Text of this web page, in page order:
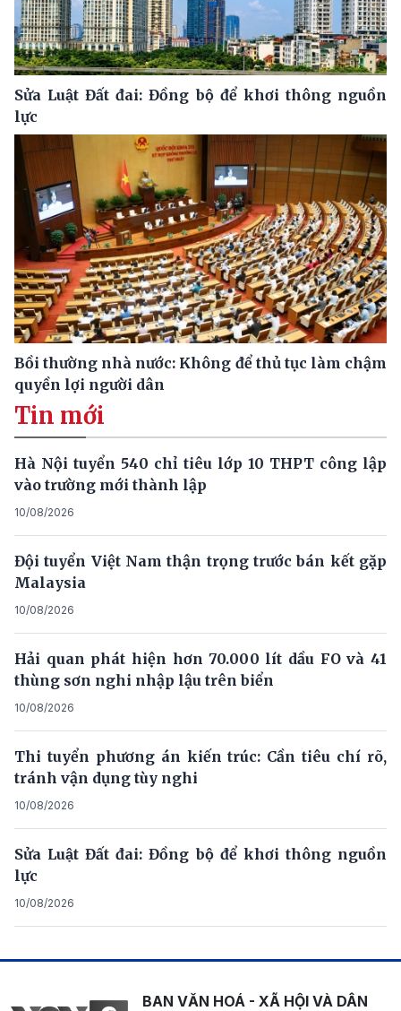
Sửa Luật Đất đai: Đồng bộ để khơi thông nguồn
lực
Bồi thường nhà nước: Không để thủ tục làm chậm
quyền lợi người dân
Tin mới
Hà Nội tuyển 540 chỉ tiêu lớp 10 THPT công lập
vào trường mới thành lập
10/08/2026
Đội tuyển Việt Nam thận trọng trước bán kết gặp
Malaysia
10/08/2026
Hải quan phát hiện hơn 70.000 lít dầu FO và 41
thùng sơn nghi nhập lậu trên biển
10/08/2026
Thi tuyển phương án kiến trúc: Cần tiêu chí rõ,
tránh vận dụng tùy nghi
10/08/2026
Sửa Luật Đất đai: Đồng bộ để khơi thông nguồn
lực
10/08/2026
BAN VĂN HOÁ - XÃ HỘI VÀ DÂN